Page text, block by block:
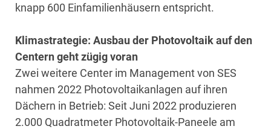
knapp 600 Einfamilienhäusern entspricht.
Klimastrategie: Ausbau der Photovoltaik auf den
Centern geht zügig voran
Zwei weitere Center im Management von SES
nahmen 2022 Photovoltaikanlagen auf ihren
Dächern in Betrieb: Seit Juni 2022 produzieren
2.000 Quadratmeter Photovoltaik-Paneele am